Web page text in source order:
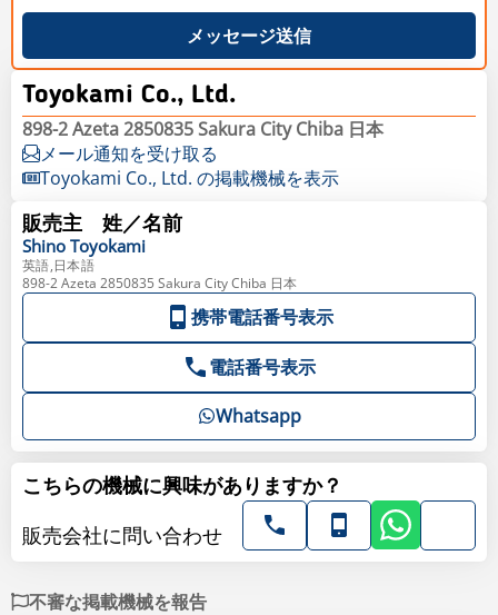
メッセージ送信
Toyokami Co., Ltd.
898-2 Azeta 2850835 Sakura City Chiba 日本
メール通知を受け取る
Toyokami Co., Ltd. の掲載機械を表示
販売主 姓／名前
Shino Toyokami
英語,日本語
898-2 Azeta 2850835 Sakura City Chiba 日本
携帯電話番号表示
電話番号表示
Whatsapp
こちらの機械に興味がありますか？
販売会社に問い合わせ
不審な掲載機械を報告